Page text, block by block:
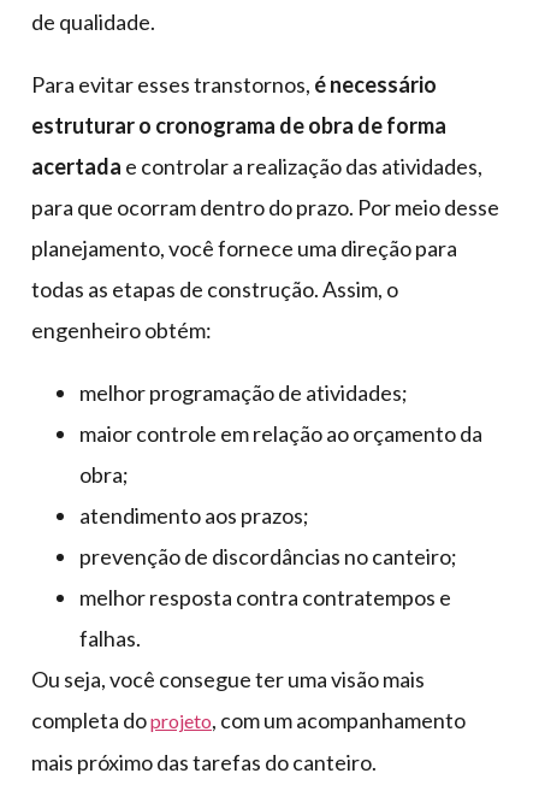
de qualidade.
Para evitar esses transtornos, é necessário
estruturar o cronograma de obra de forma
acertada e controlar a realização das atividades,
para que ocorram dentro do prazo. Por meio desse
planejamento, você fornece uma direção para
todas as etapas de construção. Assim, o
engenheiro obtém:
melhor programação de atividades;
maior controle em relação ao orçamento da
obra;
atendimento aos prazos;
prevenção de discordâncias no canteiro;
melhor resposta contra contratempos e
falhas.
Ou seja, você consegue ter uma visão mais
completa doprojeto, com um acompanhamento
mais próximo das tarefas do canteiro.